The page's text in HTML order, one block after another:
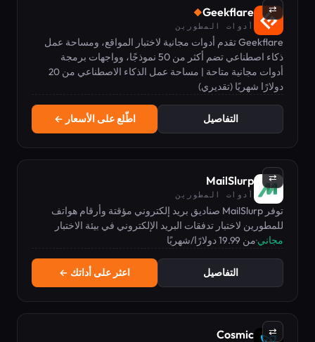
⇄
Geekflare
◆
أدوات المطورين
Geekflare تقدم أدوات مجانية لاختبار المواقع، ومساحة عمل
ذكاء اصطناعي تضم أكثر من 50 نموذجًا، وواجهات برمجة
تطبيقات للمطورين للسحب والبحث.
أدوات مجانية متاحة | مساحة عمل الذكاء الاصطناعي من 20
دولارًا شهريًا (تقديري)
التفاصيل اطّلع على الأسعار ←
⇄
MailSlurp
أدوات المطورين
توفر MailSlurp صناديق بريد إلكتروني مؤقتة وأرقام هواتف
للمطورين لاختبار تدفقات البريد الإلكتروني في بيئة الاختبار
والتكامل المستمر.
مجاني·من 19.99 دولارًا/شهريًا
التفاصيل اعثر على أداتك ←
⇄
Cosmic